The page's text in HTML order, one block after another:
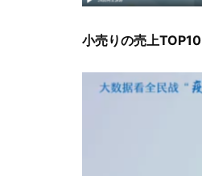
小売りの売上TOP10